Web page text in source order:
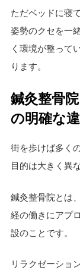
ただベッドに寝
姿勢のクセを一
く環境が整って
ります。
鍼灸整骨
の明確な
街を歩けば多く
目的は大きく異
鍼灸整骨院とは
経の働きにアプ
設のことです。
リラクゼーショ